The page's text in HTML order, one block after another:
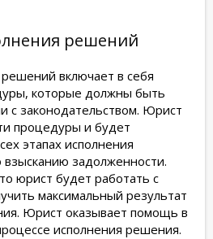
решений
включает в себя
которые должны быть
с законодательством. Юрист
процедуры и будет
этапах исполнения
задолженности.
юрист будет работать с
максимальный результат
Юрист оказывает помощь в
исполнения решения.